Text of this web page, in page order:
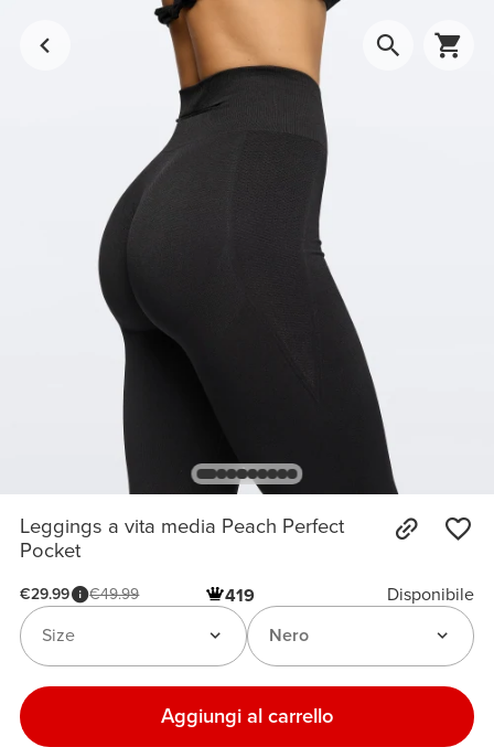
Leggings a vita media Peach Perfect
Pocket
€29.99 €49.99 419
Disponibile
Nero
Size
Aggiungi al carrello